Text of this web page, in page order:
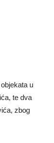
u
te dva
zbog